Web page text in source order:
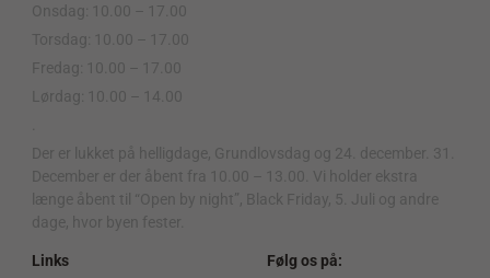
Onsdag: 10.00 – 17.00
Torsdag: 10.00 – 17.00
Fredag: 10.00 – 17.00
Lørdag: 10.00 – 14.00
Der er lukket på helligdage, Grundlovsdag og 24. december. 31.
December er der åbent fra 10.00 – 13.00. Vi holder ekstra
længe åbent til “Open by night”, Black Friday, 5. Juli og andre
dage, hvor byen fester.
Links Følg os på: